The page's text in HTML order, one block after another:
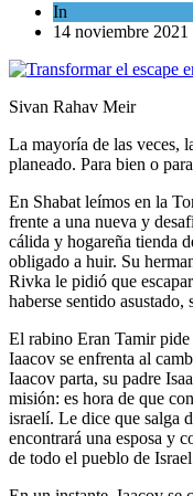
In
14 noviembre 2021
Sivan Rahav Meir
La mayoría de las veces,
planeado. Para bien o
En Shabat leímos en la
frente a una nueva y
cálida y hogareña tienda
obligado a huir. Su
Rivka le pidió que
haberse sentido asustado,
El rabino Eran Tamir pide
Iaacov se enfrenta al
Iaacov parta, su padre
misión: es hora de que
israelí. Le dice que salga
encontrará una esposa y
de todo el pueblo de